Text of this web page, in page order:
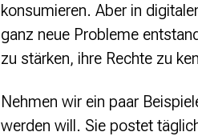
konsumieren. Aber in
ganz neue Probleme
zu stärken, ihre Rechte zu
Nehmen wir ein paar
werden will. Sie postet